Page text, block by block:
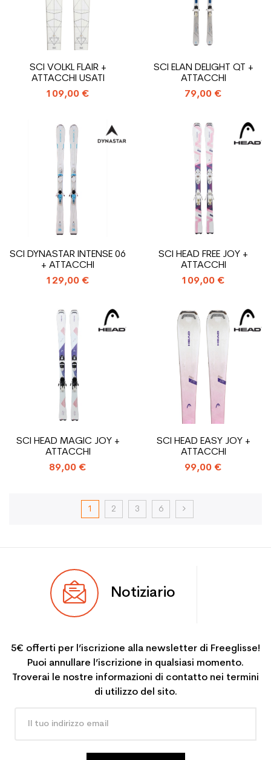
SCI VOLKL FLAIR +
ATTACCHI USATI
109,00 €
SCI ELAN DELIGHT QT +
ATTACCHI
79,00 €
SCI DYNASTAR INTENSE 06
+ ATTACCHI
129,00 €
SCI HEAD FREE JOY +
ATTACCHI
109,00 €
SCI HEAD MAGIC JOY +
ATTACCHI
89,00 €
SCI HEAD EASY JOY +
ATTACCHI
99,00 €
1 2 3 6
Notiziario
5€ offerti per l’iscrizione alla newsletter di Freeglisse!
Puoi annullare l’iscrizione in qualsiasi momento.
Troverai le nostre informazioni di contatto nei termini
di utilizzo del sito.